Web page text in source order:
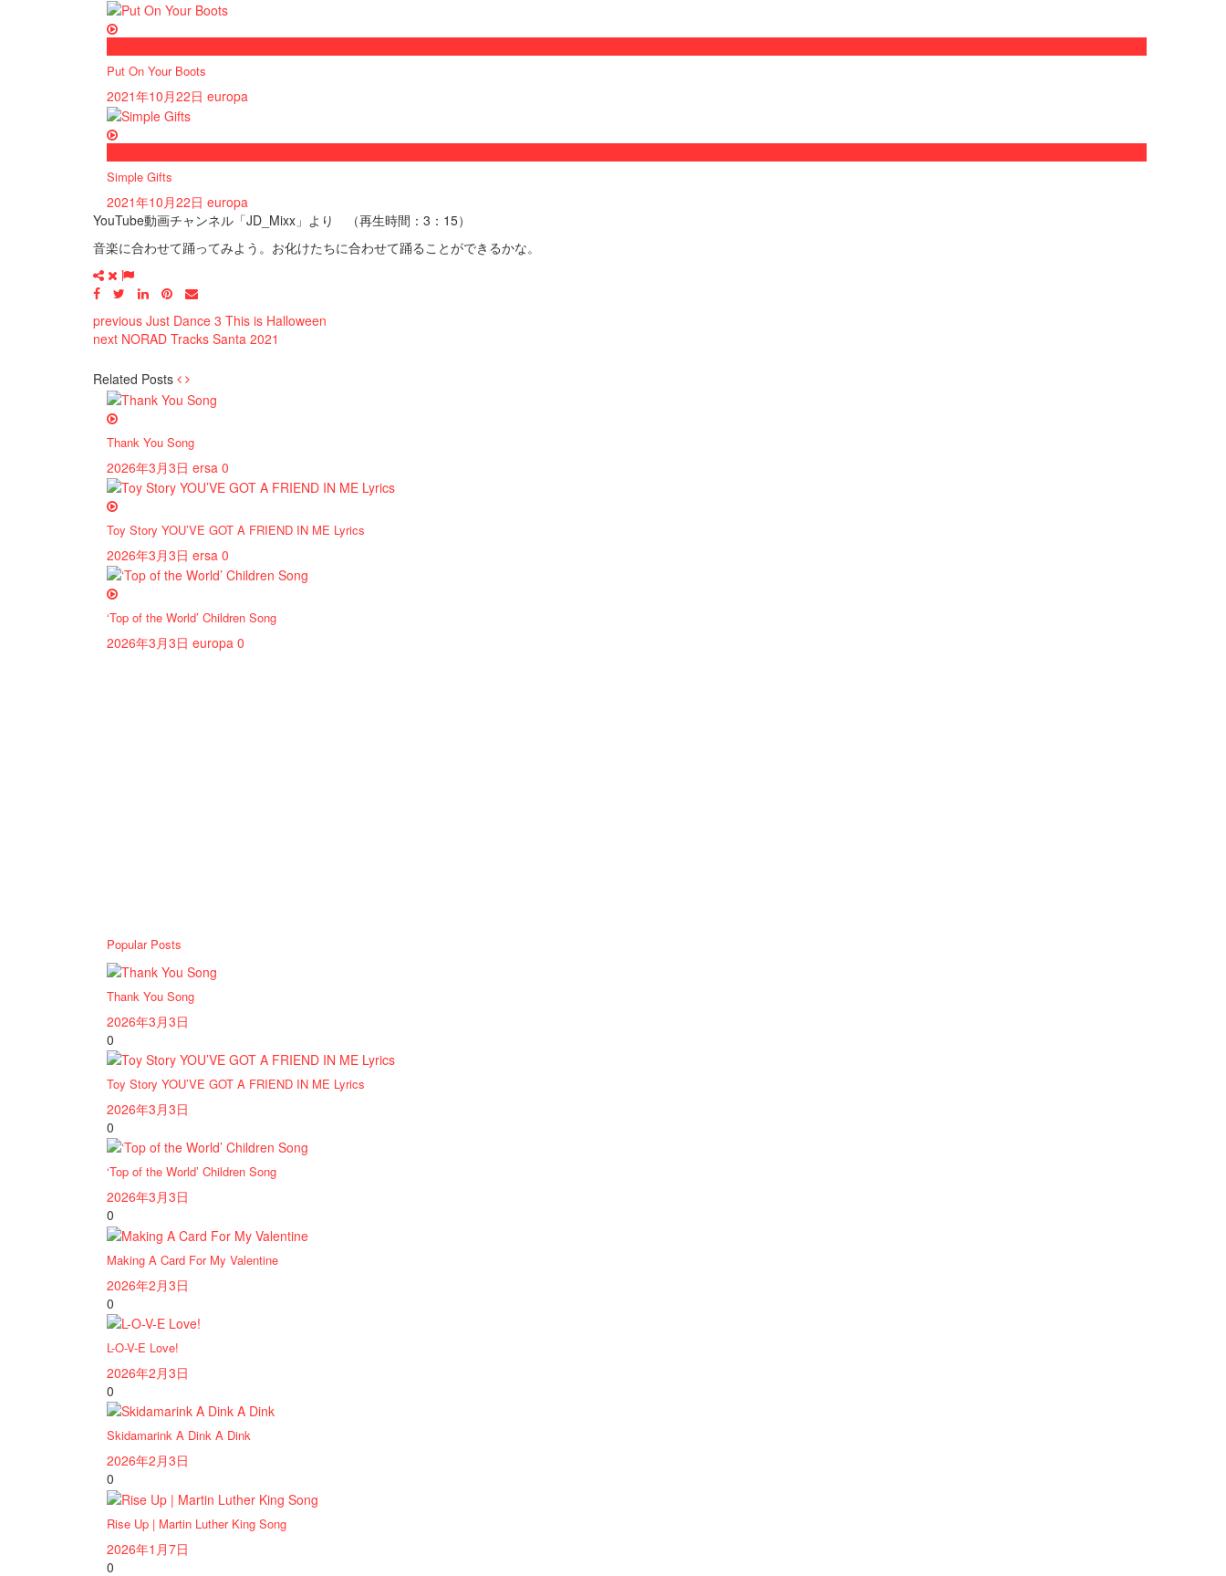
Put On Your Boots
2021年10月22日 europa
Simple Gifts
2021年10月22日 europa
YouTube動画チャンネル「JD_Mixx」より （再生時間：3：15）
音楽に合わせて踊ってみよう。お化けたちに合わせて踊ることができるかな。
previous Just Dance 3 This is Halloween
next NORAD Tracks Santa 2021
Related Posts
Thank You Song
2026年3月3日 ersa 0
Toy Story YOU’VE GOT A FRIEND IN ME Lyrics
2026年3月3日 ersa 0
‘Top of the World’ Children Song
2026年3月3日 europa 0
Popular Posts
Thank You Song
2026年3月3日
0
Toy Story YOU’VE GOT A FRIEND IN ME Lyrics
2026年3月3日
0
‘Top of the World’ Children Song
2026年3月3日
0
Making A Card For My Valentine
2026年2月3日
0
L-O-V-E Love!
2026年2月3日
0
Skidamarink A Dink A Dink
2026年2月3日
0
Rise Up | Martin Luther King Song
2026年1月7日
0